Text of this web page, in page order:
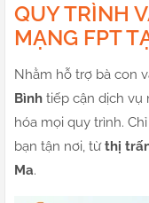
QUY TRÌNH
MẠNG FPT
Nhằm hỗ trợ bà con
Bình tiếp cận dịch vụ
hóa mọi quy trình.
bạn tận nơi, từthị
Ma.